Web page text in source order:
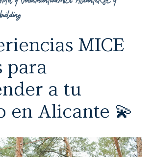
MICE
para
a tu
en Alicante 💫